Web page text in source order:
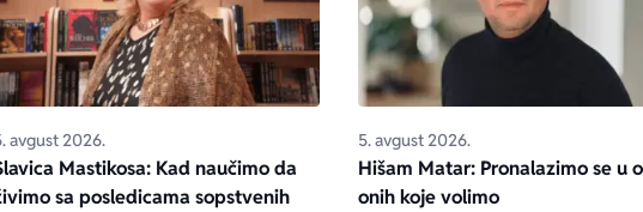
avgust 2026.
Mastikosa: Kad naučimo da
sa posledicama sopstvenih
5. avgust 2026.
Hišam Matar: Pronalazimo se u
onih koje volimo